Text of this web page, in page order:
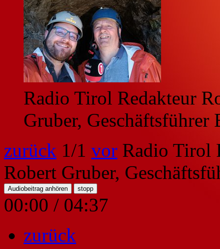
Radio Tirol Redakteur
Gruber,
zurück 1/1 vor Radio Tirol
Robert Gruber,
Audiobeitrag anhören stopp
00:00 / 04:37
zurück